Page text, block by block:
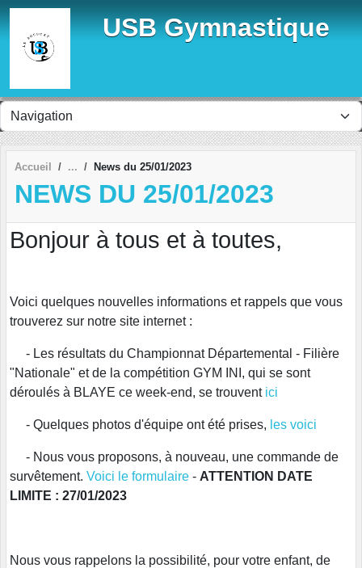
USB Gymnastique
Accueil News du 25/01/2023
NEWS DU 25/01/2023
Bonjour à tous et à toutes,
Voici quelques nouvelles informations et rappels que vous
trouverez sur notre site internet :
- Les résultats du Championnat Départemental - Filière
"Nationale" et de la compétition GYM INI, qui se sont
déroulés à BLAYE ce week-end, se trouvent ici
- Quelques photos d'équipe ont été prises, les voici
- Nous vous proposons, à nouveau, une commande de
survêtement. Voici le formulaire - ATTENTION DATE
LIMITE : 27/01/2023
Nous vous rappelons la possibilité, pour votre enfant, de
Panneau de gestion des cookies